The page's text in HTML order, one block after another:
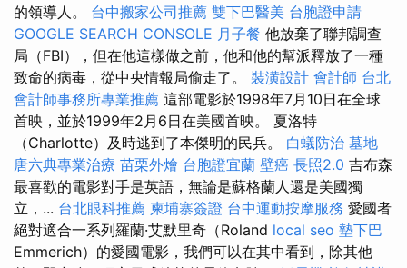
的領導人。 台中搬家公司推薦 雙下巴醫美 台胞證申請
GOOGLE SEARCH CONSOLE 月子餐 他放棄了聯邦調查
局（FBI），但在他這樣做之前，他和他的幫派釋放了一種
致命的病毒，從中央情報局偷走了。 裝潢設計 會計師 台北
會計師事務所專業推薦 這部電影於1998年7月10日在全球
首映，並於1999年2月6日在美國首映。 夏洛特
（Charlotte）及時逃到了本傑明的民兵。 白蟻防治 墓地
唐六典專業治療 苗栗外燴 台胞證宜蘭 壁癌 長照2.0 吉布森
最喜歡的電影對手是英語，無論是蘇格蘭人還是美國獨
立，... 台北眼科推薦 柬埔寨簽證 台中運動按摩服務 愛國者
絕對適合一系列羅蘭·艾默里奇（Roland local seo 墊下巴
Emmerich）的愛國電影，我們可以在其中看到，除其他